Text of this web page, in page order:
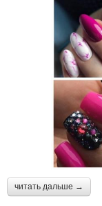
читать дальше →